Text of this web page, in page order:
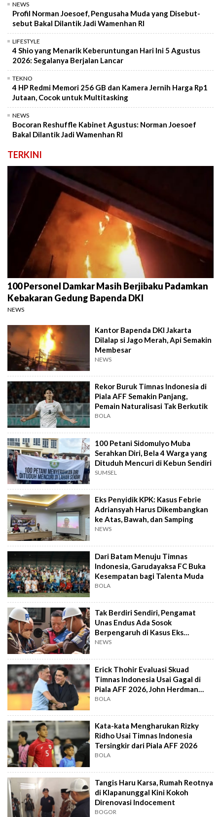
NEWS
Profil Norman Joesoef, Pengusaha Muda yang Disebut-
sebut Bakal Dilantik Jadi Wamenhan RI
LIFESTYLE
4 Shio yang Menarik Keberuntungan Hari Ini 5 Agustus
2026: Segalanya Berjalan Lancar
TEKNO
4 HP Redmi Memori 256 GB dan Kamera Jernih Harga Rp1
Jutaan, Cocok untuk Multitasking
NEWS
Bocoran Reshuffle Kabinet Agustus: Norman Joesoef
Bakal Dilantik Jadi Wamenhan RI
TERKINI
100 Personel Damkar Masih Berjibaku Padamkan
Kebakaran Gedung Bapenda DKI
NEWS
Kantor Bapenda DKI Jakarta
Dilalap si Jago Merah, Api Semakin
Membesar
NEWS
Rekor Buruk Timnas Indonesia di
Piala AFF Semakin Panjang,
Pemain Naturalisasi Tak Berkutik
BOLA
100 Petani Sidomulyo Muba
Serahkan Diri, Bela 4 Warga yang
Dituduh Mencuri di Kebun Sendiri
SUMSEL
Eks Penyidik KPK: Kasus Febrie
Adriansyah Harus Dikembangkan
ke Atas, Bawah, dan Samping
NEWS
Dari Batam Menuju Timnas
Indonesia, Garudayaksa FC Buka
Kesempatan bagi Talenta Muda
BOLA
Tak Berdiri Sendiri, Pengamat
Unas Endus Ada Sosok
Berpengaruh di Kasus Eks
Jampidsus
NEWS
Erick Thohir Evaluasi Skuad
Timnas Indonesia Usai Gagal di
Piala AFF 2026, John Herdman
Out?
BOLA
Kata-kata Mengharukan Rizky
Ridho Usai Timnas Indonesia
Tersingkir dari Piala AFF 2026
BOLA
Tangis Haru Karsa, Rumah Reotnya
di Klapanunggal Kini Kokoh
Direnovasi Indocement
BOGOR